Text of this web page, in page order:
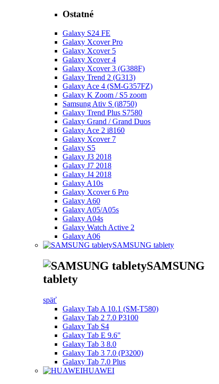
Ostatné
Galaxy S24 FE
Galaxy Xcover Pro
Galaxy Xcover 5
Galaxy Xcover 4
Galaxy Xcover 3 (G388F)
Galaxy Trend 2 (G313)
Galaxy Ace 4 (SM-G357FZ)
Galaxy K Zoom / S5 zoom
Samsung Ativ S (i8750)
Galaxy Trend Plus S7580
Galaxy Grand / Grand Duos
Galaxy Ace 2 i8160
Galaxy Xcover 7
Galaxy S5
Galaxy J3 2018
Galaxy J7 2018
Galaxy J4 2018
Galaxy A10s
Galaxy Xcover 6 Pro
Galaxy A60
Galaxy A05/A05s
Galaxy A04s
Galaxy Watch Active 2
Galaxy A06
SAMSUNG tablety
SAMSUNG
tablety
späť
Galaxy Tab A 10.1 (SM-T580)
Galaxy Tab 2 7.0 P3100
Galaxy Tab S4
Galaxy Tab E 9.6"
Galaxy Tab 3 8.0
Galaxy Tab 3 7.0 (P3200)
Galaxy Tab 7.0 Plus
HUAWEI